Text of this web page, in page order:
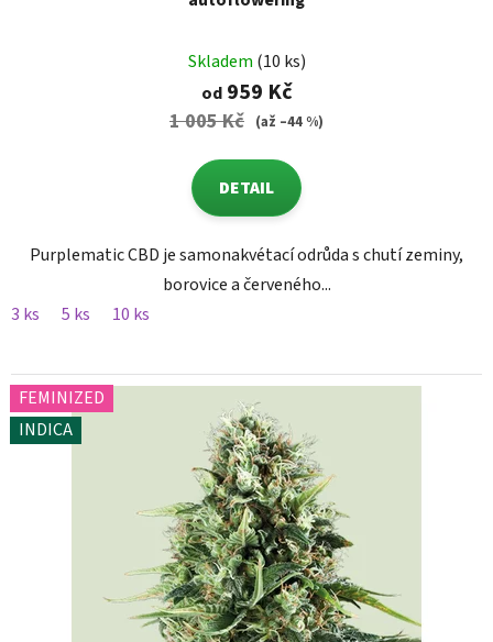
Skladem (10 ks)
od959 Kč
1 005 Kč (až –44 %)
DETAIL
Purplematic CBD je samonakvétací odrůda s chutí zeminy,
borovice a červeného...
3 ks
5 ks 10 ks
FEMINIZED
INDICA